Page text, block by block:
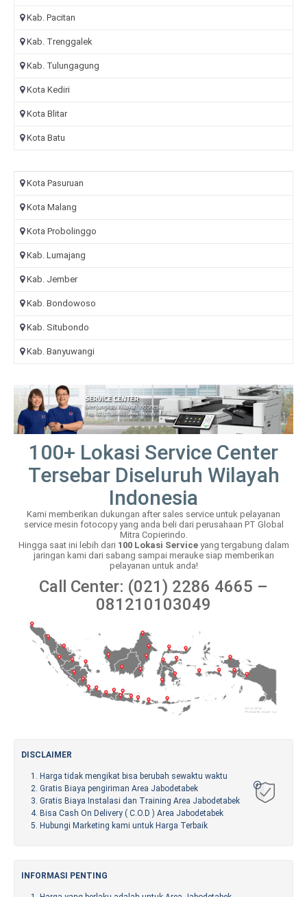
Kab. Pacitan
Kab. Trenggalek
Kab. Tulungagung
Kota Kediri
Kota Blitar
Kota Batu
Kota Pasuruan
Kota Malang
Kota Probolinggo
Kab. Lumajang
Kab. Jember
Kab. Bondowoso
Kab. Situbondo
Kab. Banyuwangi
100+ Lokasi Service Center
Tersebar Diseluruh Wilayah
Indonesia
Kami memberikan dukungan after sales service untuk pelayanan
service mesin fotocopy yang anda beli dari perusahaan PT Global
Mitra Copierindo.
Hingga saat ini lebih dari 100 Lokasi Serviceyang tergabung dalam
jaringan kami dari sabang sampai merauke siap memberikan
pelayanan untuk anda!
Call Center: (021) 2286 4665 –
081210103049
DISCLAIMER
Harga tidak mengikat bisa berubah sewaktu waktu
Gratis Biaya pengiriman Area Jabodetabek
Gratis Biaya Instalasi dan Training Area Jabodetabek
Bisa Cash On Delivery ( C.O.D ) Area Jabodetabek
Hubungi Marketing kami untuk Harga Terbaik
INFORMASI PENTING